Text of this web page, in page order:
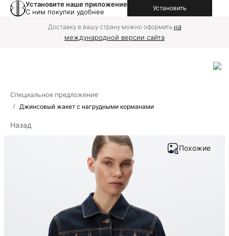
Установите наше приложение
С ним покупки удобнее
Установить
Доставку в вашу страну можно оформить на
международной версии сайта
Специальное предложение
/ Джинсовый жакет с нагрудными корманами
Назад
Похожие